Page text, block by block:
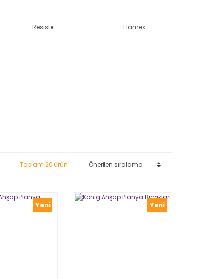
Resiste Flamex
Toplam 20 ürün
Yeni Yeni